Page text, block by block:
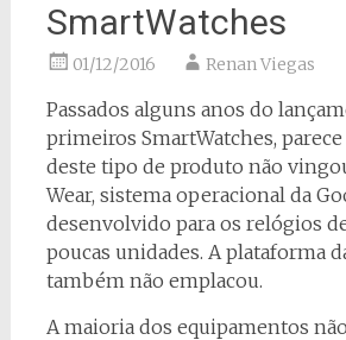
SmartWatches
01/12/2016 Renan Viegas
Passados alguns anos do
primeiros SmartWatches,
deste tipo de produto não
Wear, sistema operacional da
desenvolvido para os relógios
poucas unidades. A plataforma
também não emplacou.
A maioria dos equipamentos